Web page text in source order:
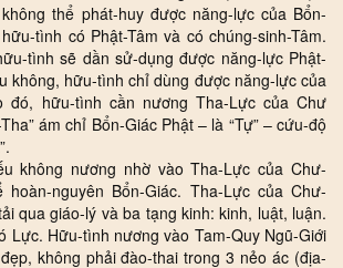
thể phát-huy được năng-lực của Bổn-
tình có Phật-Tâm và có chúng-sinh-Tâm.
tình sẽ dần sử-dụng được năng-lực Phật-
không, hữu-tình chỉ dùng được năng-lực của
đó, hữu-tình cần nương Tha-Lực của Chư
ám chỉ Bổn-Giác Phật – là “Tự” – cứu-độ
không nương nhờ vào Tha-Lực của Chư-
nguyên Bổn-Giác. Tha-Lực của Chư-
qua giáo-lý và ba tạng kinh: kinh, luật, luận.
Lực. Hữu-tình nương vào Tam-Quy Ngũ-Giới
không phải đào-thai trong 3 nẻo ác (địa-